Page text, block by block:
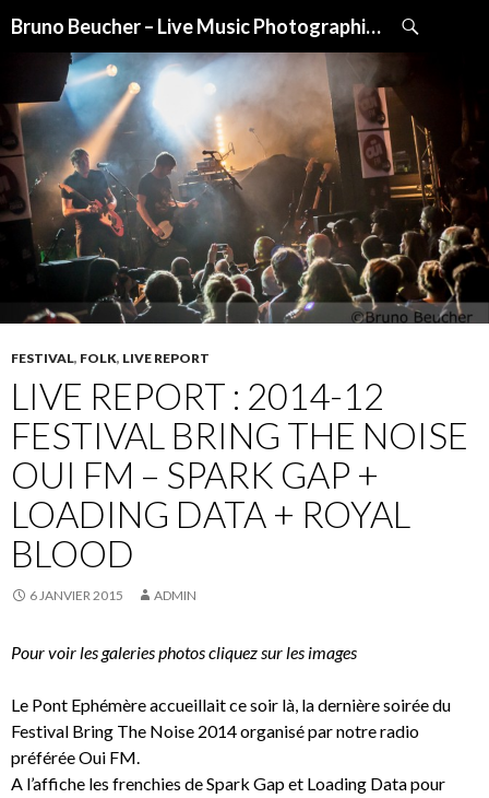
Bruno Beucher – Live Music Photographies
CONTENU
FESTIVAL, FOLK, LIVE REPORT
LIVE REPORT : 2014-12
FESTIVAL BRING THE NOISE
OUI FM – SPARK GAP +
LOADING DATA + ROYAL
BLOOD
6 JANVIER 2015 ADMIN
Pour voir les galeries photos cliquez sur les images
Le Pont Ephémère accueillait ce soir là, la dernière soirée du
Festival Bring The Noise 2014 organisé par notre radio
préférée Oui FM.
A l’affiche les frenchies de Spark Gap et Loading Data pour